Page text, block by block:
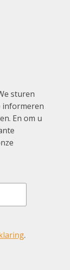
sturen
informeren
En om u
.